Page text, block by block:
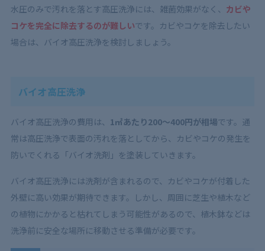
水圧のみで汚れを落とす高圧洗浄には、雑菌効果がなく、 カビや
コケを完全に除去するのが難しいです。カビやコケを除去したい
場合は、バイオ高圧洗浄を検討しましょう。
バイオ高圧洗浄
バイオ高圧洗浄の費用は、 1㎡あたり200〜400円が相場です。通
常は高圧洗浄で表面の汚れを落としてから、カビやコケの発生を
防いでくれる「バイオ洗剤」を塗装していきます。
バイオ高圧洗浄には洗剤が含まれるので、カビやコケが付着した
外壁に高い効果が期待できます。しかし、周囲に芝生や植木など
の植物にかかると枯れてしまう可能性があるので、植木鉢などは
洗浄前に安全な場所に移動させる準備が必要です。